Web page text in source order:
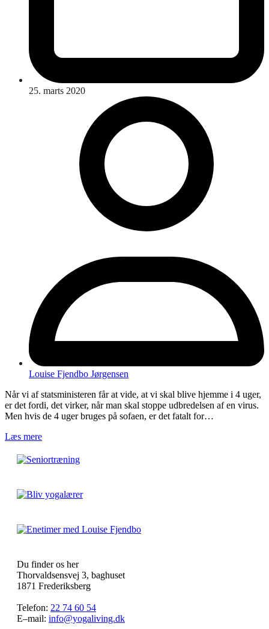
25. marts 2020
Louise Fjendbo Jørgensen
Når vi af statsministeren får at vide, at vi skal blive hjemme i 4 uger,
er det fordi, det virker, når man skal stoppe udbredelsen af en virus.
Men hvis de 4 uger bruges på sofaen, er det fatalt for…
Læs mere
Du finder os her
Thorvaldsensvej 3, baghuset
1871 Frederiksberg
Telefon: 22 74 60 54
E–mail: info@yogaliving.dk